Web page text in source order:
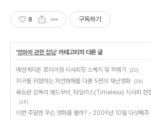
8 구독하기
'영화에 관한 잡담' 카테고리의 다른 글
에반게리온 프리미엄 시사회장 스케치 및 득템기 (20)
지구를 위협하는 자연재해를 다룬 5편의 재난영화 (28)
류승완 감독의 애드무비, 타임리스(Timeless) 시사회 현
(16)
이번 주말엔 무슨 영화를 볼까? - 2009년 10월 다섯째주